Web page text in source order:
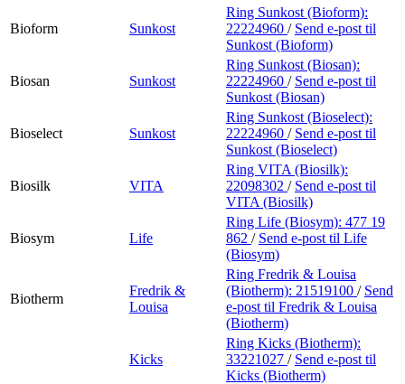
Bioform Sunkost
Ring Sunkost (Bioform):
22224960 / Send e-post til
Sunkost (Bioform)
Biosan Sunkost
Ring Sunkost (Biosan):
22224960 / Send e-post til
Sunkost (Biosan)
Bioselect Sunkost
Ring Sunkost (Bioselect):
22224960 / Send e-post til
Sunkost (Bioselect)
Biosilk VITA
Ring VITA (Biosilk):
22098302 / Send e-post til
VITA (Biosilk)
Biosym Life
Ring Life (Biosym): 477 19
862 / Send e-post til Life
(Biosym)
Biotherm
Fredrik &
Louisa
Ring Fredrik & Louisa
(Biotherm): 21519100 / Send
e-post til Fredrik & Louisa
(Biotherm)
Kicks
Ring Kicks (Biotherm):
33221027 / Send e-post til
Kicks (Biotherm)